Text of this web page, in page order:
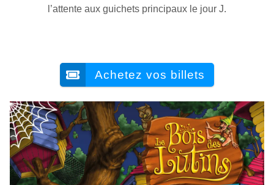
l’attente aux guichets principaux le jour J.
Achetez vos billets